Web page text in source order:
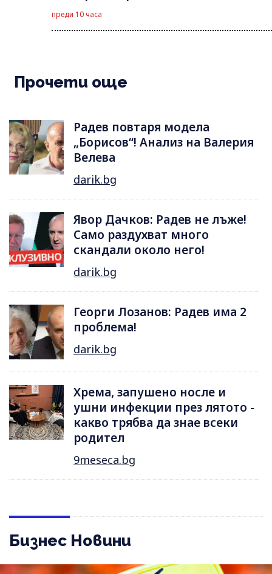
преди 10 часа
Прочети още
Радев повтаря модела
„Борисов“! Анализ на Валерия
Велева
darik.bg
Явор Дачков: Радев не лъже!
Само раздухват много
скандали около него!
darik.bg
Георги Лозанов: Радев има 2
проблема!
darik.bg
Хрема, запушено носле и
ушни инфекции през лятотo -
какво трябва да знае всеки
родител
9meseca.bg
Бизнес Новини